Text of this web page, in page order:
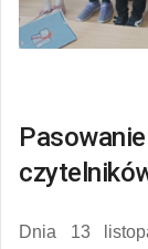
Dnia 13